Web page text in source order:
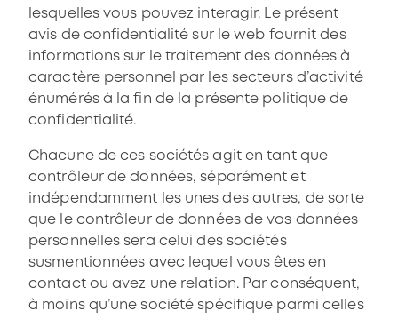
lesquelles vous pouvez interagir. Le présent
avis de confidentialité sur le web fournit des
informations sur le traitement des données à
caractère personnel par les secteurs d’activité
énumérés à la fin de la présente politique de
confidentialité.
Chacune de ces sociétés agit en tant que
contrôleur de données, séparément et
indépendamment les unes des autres, de sorte
que le contrôleur de données de vos données
personnelles sera celui des sociétés
susmentionnées avec lequel vous êtes en
contact ou avez une relation. Par conséquent,
à moins qu’une société spécifique parmi celles